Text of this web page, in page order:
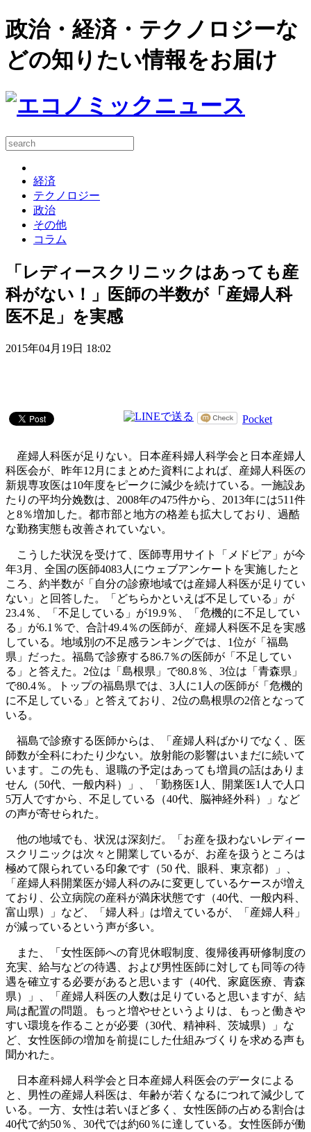
政治・経済・テクノロジーな
どの知りたい情報をお届け
経済
テクノロジー
政治
その他
コラム
「レディースクリニックはあっても産
科がない！」医師の半数が「産婦人科
医不足」を実感
2015年04月19日 18:02
Pocket
産婦人科医が足りない。日本産科婦人科学会と日本産婦人
科医会が、昨年12月にまとめた資料によれば、産婦人科医の
新規専攻医は10年度をピークに減少を続けている。一施設あ
たりの平均分娩数は、2008年の475件から、2013年には511件
と8％増加した。都市部と地方の格差も拡大しており、過酷
な勤務実態も改善されていない。
こうした状況を受けて、医師専用サイト「メドピア」が今
年3月、全国の医師4083人にウェブアンケートを実施したと
ころ、約半数が「自分の診療地域では産婦人科医が足りてい
ない」と回答した。「どちらかといえば不足している」が
23.4％、「不足している」が19.9％、「危機的に不足してい
る」が6.1％で、合計49.4％の医師が、産婦人科医不足を実感
している。地域別の不足感ランキングでは、1位が「福島
県」だった。福島で診療する86.7％の医師が「不足してい
る」と答えた。2位は「島根県」で80.8％、3位は「青森県」
で80.4％。トップの福島県では、3人に1人の医師が「危機的
に不足している」と答えており、2位の島根県の2倍となって
いる。
福島で診療する医師からは、「産婦人科ばかりでなく、医
師数が全科にわたり少ない。放射能の影響はいまだに続いて
います。この先も、退職の予定はあっても増員の話はありま
せん（50代、一般内科）」、「勤務医1人、開業医1人で人口
5万人ですから、不足している（40代、脳神経外科）」など
の声が寄せられた。
他の地域でも、状況は深刻だ。「お産を扱わないレディー
スクリニックは次々と開業しているが、お産を扱うところは
極めて限られている印象です（50 代、眼科、東京都）」、
「産婦人科開業医が婦人科のみに変更しているケースが増え
ており、公立病院の産科が満床状態です（40代、一般内科、
富山県）」など、「婦人科」は増えているが、「産婦人科」
が減っているという声が多い。
また、「女性医師への育児休暇制度、復帰後再研修制度の
充実、給与などの待遇、および男性医師に対しても同等の待
遇を確立する必要があると思います（40代、家庭医療、青森
県）」、「産婦人科医の人数は足りていると思いますが、結
局は配置の問題。もっと増やせというよりは、もっと働きや
すい環境を作ることが必要（30代、精神科、茨城県）」な
ど、女性医師の増加を前提にした仕組みづくりを求める声も
聞かれた。
日本産科婦人科学会と日本産婦人科医会のデータによる
と、男性の産婦人科医は、年齢が若くなるにつれて減少して
いる。一方、女性は若いほど多く、女性医師の占める割合は
40代で約50％、30代では約60％に達している。女性医師が働